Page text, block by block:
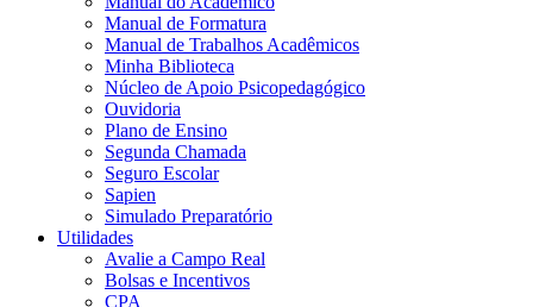
Manual de Formatura
Manual de Trabalhos Acadêmicos
Minha Biblioteca
Núcleo de Apoio Psicopedagógico
Ouvidoria
Plano de Ensino
Segunda Chamada
Seguro Escolar
Sapien
Simulado Preparatório
Utilidades
Avalie a Campo Real
Bolsas e Incentivos
CPA